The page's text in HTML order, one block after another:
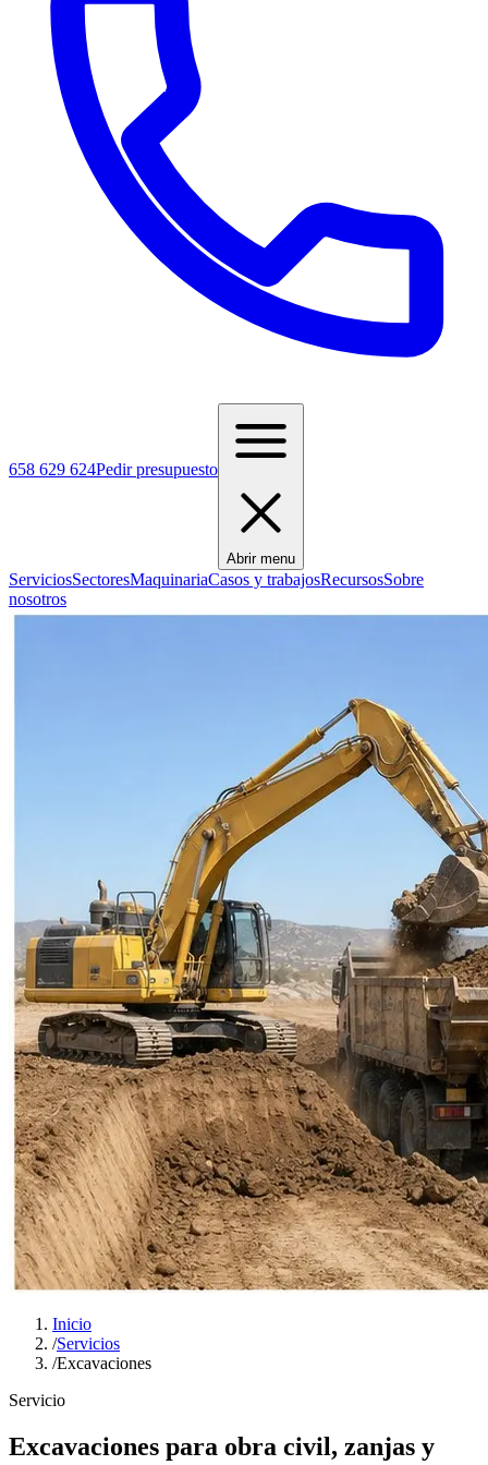
658 629 624Pedir presupuesto
Abrir menu
ServiciosSectoresMaquinariaCasos y trabajosRecursosSobre
nosotros
Inicio
/Servicios
/Excavaciones
Servicio
Excavaciones para obra civil, zanjas y